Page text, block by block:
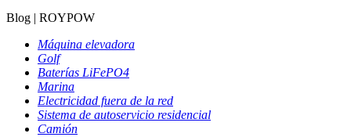
Blog | ROYPOW
Máquina elevadora
Golf
Baterías LiFePO4
Marina
Electricidad fuera de la red
Sistema de autoservicio residencial
Camión